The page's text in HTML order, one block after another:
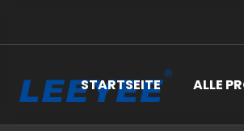
STARTSEITE ALLE